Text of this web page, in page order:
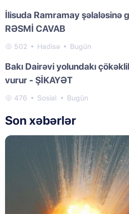
İlisuda Ramramay şəlaləsinə
RƏSMİ CAVAB
502 Hadisə Bugün
Bakı Dairəvi yolundakı
vurur - ŞİKAYƏT
476 Sosial Bugün
Son xəbərlər